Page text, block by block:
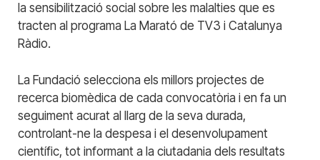
la sensibilització social sobre les malalties que es
tracten al programa La Marató de TV3 i Catalunya
Ràdio.
La Fundació selecciona els millors projectes de
recerca biomèdica de cada convocatòria i en fa un
seguiment acurat al llarg de la seva durada,
controlant-ne la despesa i el desenvolupament
científic, tot informant a la ciutadania dels resultats